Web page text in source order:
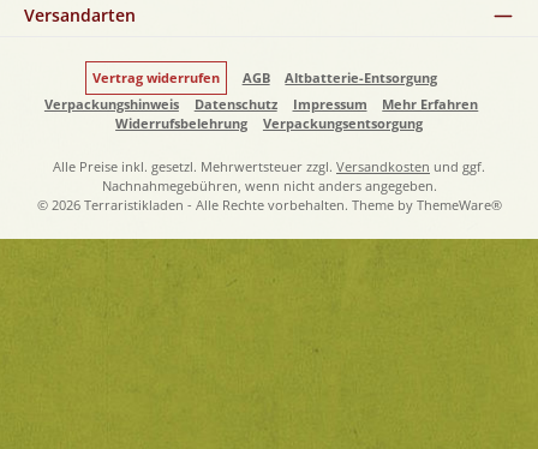
Versandarten
Vertrag widerrufen AGB
Altbatterie-Entsorgung
Verpackungshinweis
Datenschutz Impressum
Mehr Erfahren
Widerrufsbelehrung
Verpackungsentsorgung
Alle Preise inkl. gesetzl. Mehrwertsteuer zzgl. Versandkosten und ggf.
Nachnahmegebühren, wenn nicht anders angegeben.
© 2026 Terraristikladen - Alle Rechte vorbehalten. Theme by ThemeWare®